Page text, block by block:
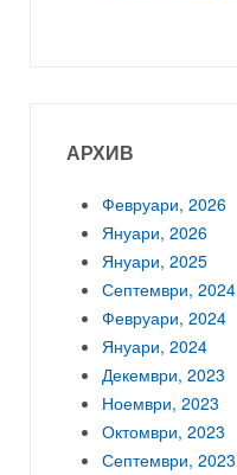
АРХИВ
Февруари, 2026
Януари, 2026
Януари, 2025
Септември, 2024
Февруари, 2024
Януари, 2024
Декември, 2023
Ноември, 2023
Октомври, 2023
Септември, 2023